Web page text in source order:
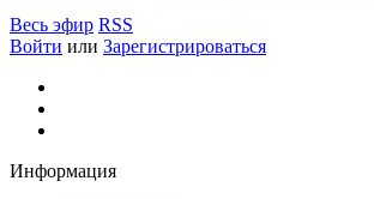
Весь эфир RSS
Войти или Зарегистрироваться
Информация